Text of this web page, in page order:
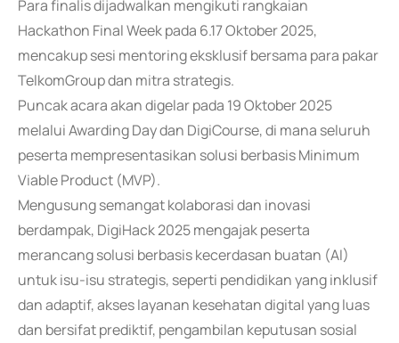
Para finalis dijadwalkan mengikuti rangkaian
Hackathon Final Week pada 6.17 Oktober 2025,
mencakup sesi mentoring eksklusif bersama para pakar
TelkomGroup dan mitra strategis.
Puncak acara akan digelar pada 19 Oktober 2025
melalui Awarding Day dan DigiCourse, di mana seluruh
peserta mempresentasikan solusi berbasis Minimum
Viable Product (MVP).
Mengusung semangat kolaborasi dan inovasi
berdampak, DigiHack 2025 mengajak peserta
merancang solusi berbasis kecerdasan buatan (AI)
untuk isu-isu strategis, seperti pendidikan yang inklusif
dan adaptif, akses layanan kesehatan digital yang luas
dan bersifat prediktif, pengambilan keputusan sosial